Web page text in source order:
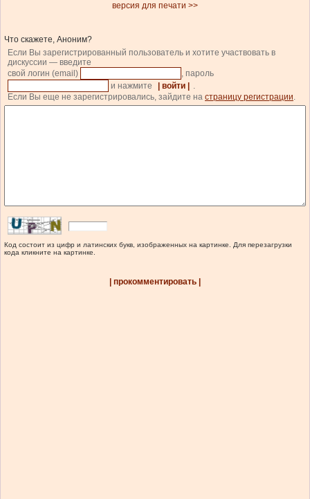
версия для печати >>
Что скажете, Аноним?
Если Вы зарегистрированный пользователь и хотите участвовать в
дискуссии — введите
свой логин (email)
, пароль
и нажмите
| войти |
.
Если Вы еще не зарегистрировались, зайдите на страницу регистрации.
Код состоит из цифр и латинских букв, изображенных на картинке. Для перезагрузки
кода кликните на картинке.
| прокомментировать |